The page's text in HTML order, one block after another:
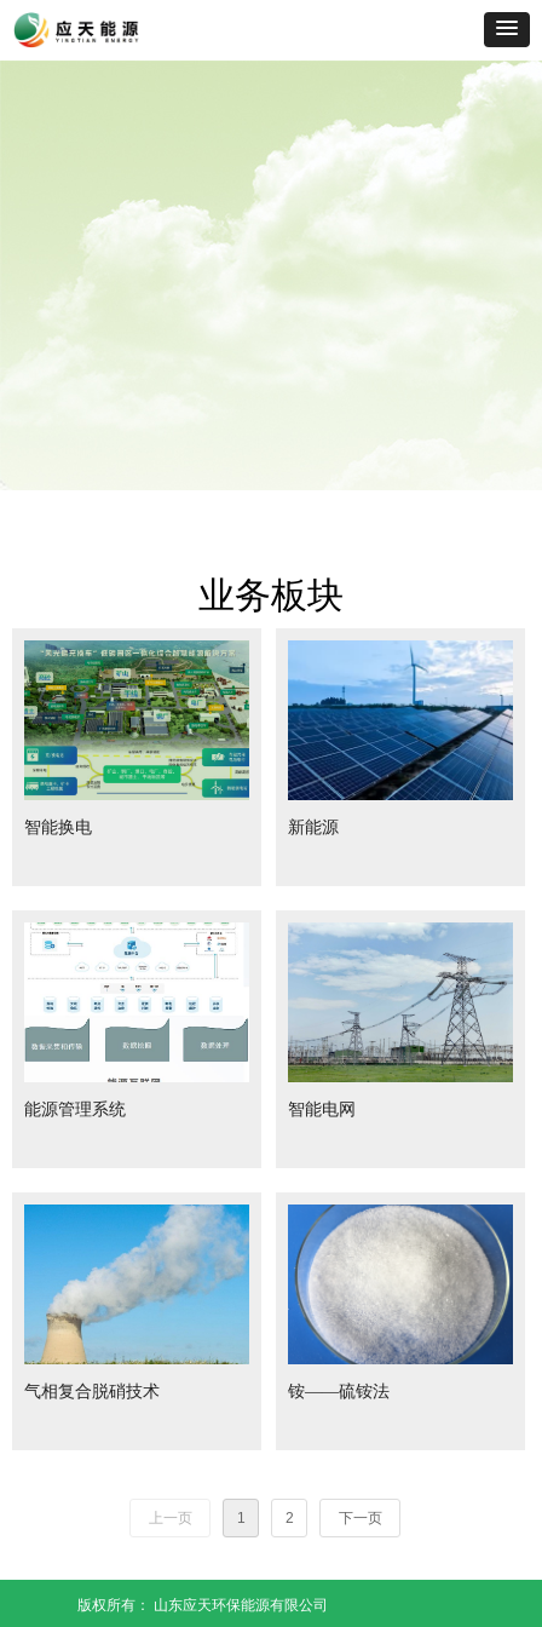
业务板块
智能换电 新能源
能源管理系统 智能电网
气相复合脱硝技术 铵——硫铵法
上一页 1 2 下一页
版权所有： 山东应天环保能源有限公司